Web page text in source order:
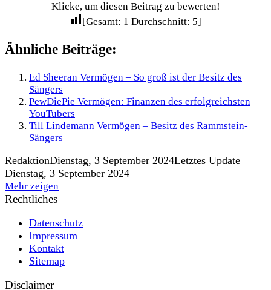
Klicke, um diesen Beitrag zu bewerten!
[Gesamt: 1 Durchschnitt: 5]
Ähnliche Beiträge:
Ed Sheeran Vermögen – So groß ist der Besitz des
Sängers
PewDiePie Vermögen: Finanzen des erfolgreichsten
YouTubers
Till Lindemann Vermögen – Besitz des Rammstein-
Sängers
RedaktionDienstag, 3 September 2024Letztes Update
Dienstag, 3 September 2024
Mehr zeigen
Rechtliches
Datenschutz
Impressum
Kontakt
Sitemap
Disclaimer